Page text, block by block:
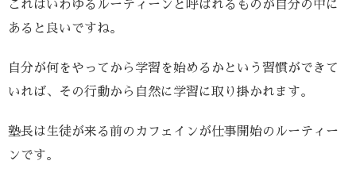
これはいわゆるルーティーンと呼ばれるものが自分の中に
あると良いですね。
自分が何をやってから学習を始めるかという習慣ができて
いれば、その行動から自然に学習に取り掛かれます。
塾長は生徒が来る前のカフェインが仕事開始のルーティー
ンです。